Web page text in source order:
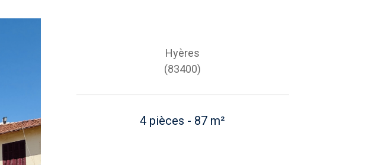
Hyères
(83400)
4 pièces - 87 m²